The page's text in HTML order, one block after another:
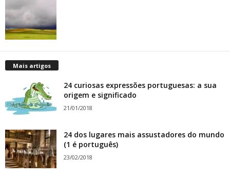
Mais artigos
24 curiosas expressões portuguesas: a sua
origem e significado
21/01/2018
24 dos lugares mais assustadores do mundo
(1 é português)
23/02/2018